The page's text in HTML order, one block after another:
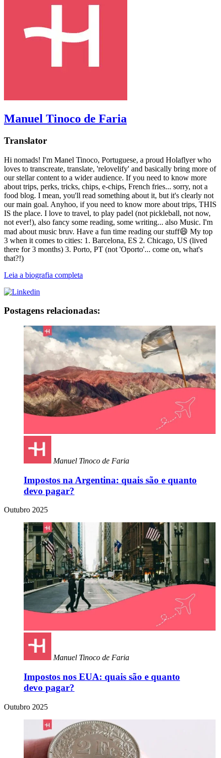
Manuel Tinoco de Faria
Translator
Hi nomads! I'm Manel Tinoco, Portuguese, a proud Holaflyer who
loves to transcreate, translate, 'relovelify' and basically bring more of
our stellar content to a wider audience. If you need to know more
about trips, perks, tricks, chips, e-chips, French fries... sorry, not a
food blog. I mean, you'll read something about it, but it's clearly not
our main goal. Anyhoo, if you need to know more about trips, THIS
IS the place. I love to travel, to play padel (not pickleball, not now,
not ever!), also fancy some reading, some writing... also Music. I'm
mad about music bruv. Have a fun time reading our stuff😄 My top
3 when it comes to cities: 1. Barcelona, ES 2. Chicago, US (lived
there for 3 months) 3. Porto, PT (not 'Oporto'... come on, what's
that?!)
Leia a biografia completa
Postagens relacionadas:
Manuel Tinoco de Faria
Impostos na Argentina: quais são e quanto
devo pagar?
Outubro 2025
Manuel Tinoco de Faria
Impostos nos EUA: quais são e quanto
devo pagar?
Outubro 2025